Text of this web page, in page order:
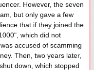
However, the seven
but only gave a few
that if they joined the
which did not
accused of scamming
Then, two years later,
down, which stopped